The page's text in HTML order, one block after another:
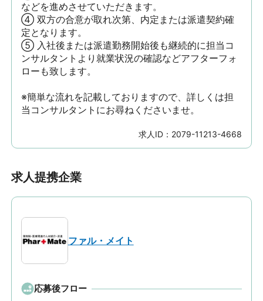
などを進めさせていただきます。
④ 双方の合意が取れ次第、内定または派遣契約確
定となります。
⑤ 入社後または派遣勤務開始後も継続的に担当コ
ンサルタントより就業状況の確認などアフターフォ
ローも致します。
※簡単な流れを記載しておりますので、詳しくは担
当コンサルタントにお尋ねくださいませ。
求人ID： 2079-11213-4668
求人提携企業
ファル・メイト
応募後フロー